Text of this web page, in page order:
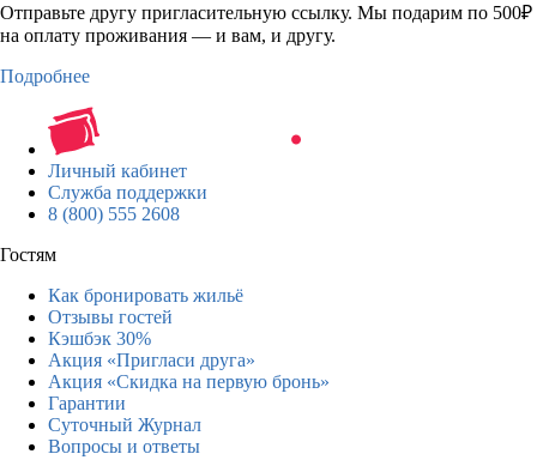
Отправьте другу пригласительную ссылку. Мы подарим по 500₽
на оплату проживания — и вам, и другу.
Подробнее
Личный кабинет
Служба поддержки
8 (800) 555 2608
Гостям
Как бронировать жильё
Отзывы гостей
Кэшбэк 30%
Акция «Пригласи друга»
Акция «Скидка на первую бронь»
Гарантии
Суточный Журнал
Вопросы и ответы